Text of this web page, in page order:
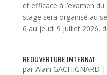
et efficace à l’examen
stage sera organisé au
6 au jeudi 9 juillet 2026,
REOUVERTURE INTERNAT
par Alain GACHIGNARD |